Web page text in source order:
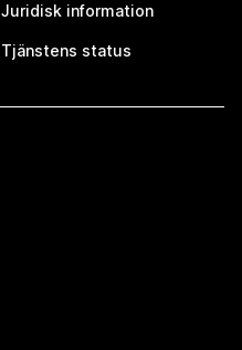
Juridisk information
Tjänstens status